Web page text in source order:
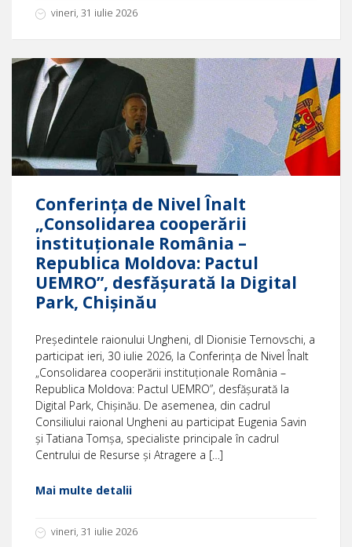
vineri, 31 iulie 2026
Conferința de Nivel Înalt
„Consolidarea cooperării
instituționale România –
Republica Moldova: Pactul
UEMRO”, desfășurată la Digital
Park, Chișinău
Președintele raionului Ungheni, dl Dionisie Ternovschi, a
participat ieri, 30 iulie 2026, la Conferința de Nivel Înalt
„Consolidarea cooperării instituționale România –
Republica Moldova: Pactul UEMRO”, desfășurată la
Digital Park, Chișinău. De asemenea, din cadrul
Consiliului raional Ungheni au participat Eugenia Savin
și Tatiana Tomșa, specialiste principale în cadrul
Centrului de Resurse și Atragere a […]
Mai multe detalii
vineri, 31 iulie 2026